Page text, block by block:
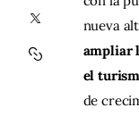
nueva
ampliar
el
de